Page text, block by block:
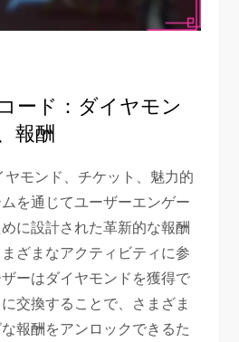
ード：ダイヤモン
報酬
ヤモンド、チケット、魅力的
を通じてユーザーエンゲー
に設計された革新的な報酬
ざまなアクティビティに参
ーはダイヤモンドを獲得で
交換することで、さまざま
報酬をアンロックできるた